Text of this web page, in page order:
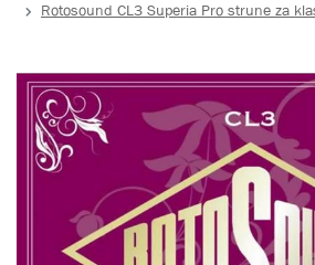
Rotosound CL3 Superia Pro strune za